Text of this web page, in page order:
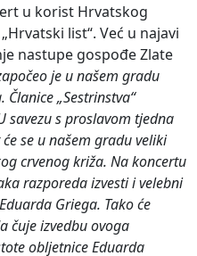
u korist Hrvatskog
list“. Već u najavi
nastupe gospođe Zlate
je u našem gradu
„Sestrinstva“
savezu s proslavom tjedna
se u našem gradu veliki
crvenog križa. Na koncertu
razporeda izvesti i velebni
Griega. Tako će
čuje izvedbu ovoga
obljetnice Eduarda